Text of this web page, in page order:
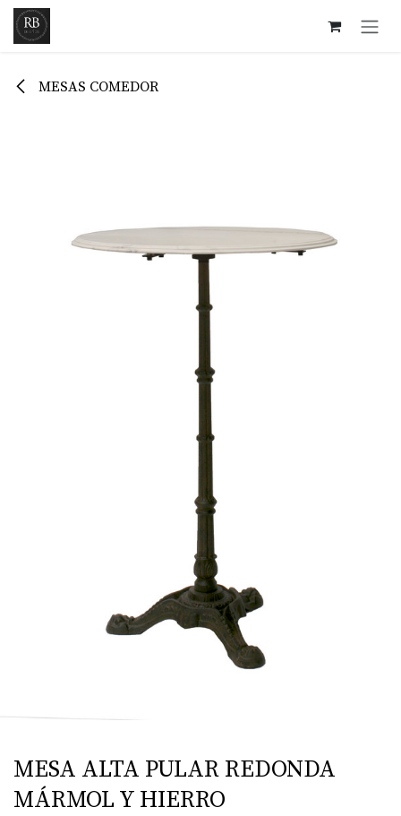
Ir al contenido
MESAS COMEDOR
MESA ALTA PULAR REDONDA
MÁRMOL Y HIERRO